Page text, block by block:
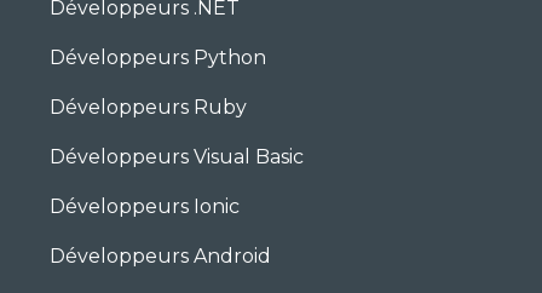
Développeurs .NET
Développeurs Python
Développeurs Ruby
Développeurs Visual Basic
Développeurs Ionic
Développeurs Android